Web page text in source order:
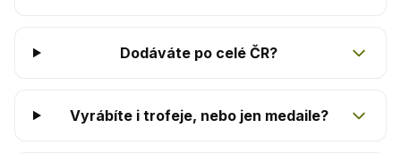
Dodáváte po celé ČR?
Vyrábíte i trofeje, nebo jen medaile?